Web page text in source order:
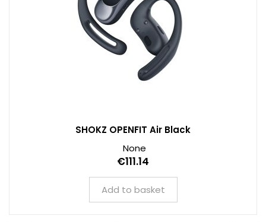
SHOKZ OPENFIT Air Black
None
€111.14
Add to basket